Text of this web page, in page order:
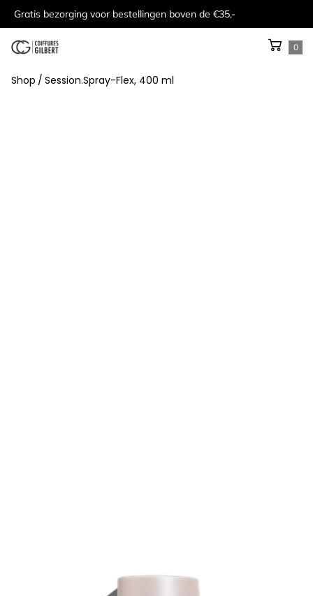
Gratis bezorging voor bestellingen boven de €35,-
0
Shop / Session.Spray-Flex, 400 ml